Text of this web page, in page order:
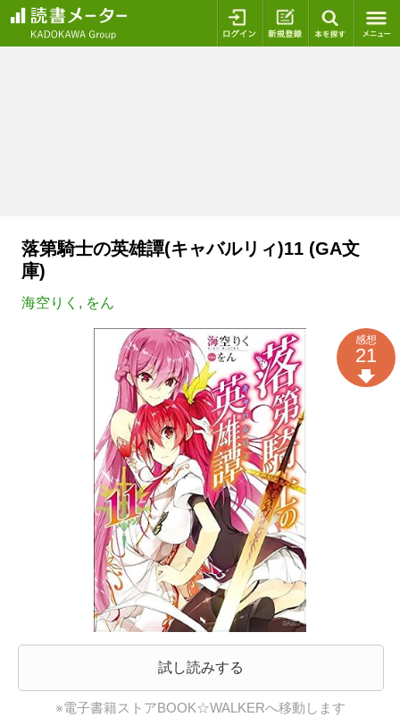
ログイン 新規登録
落第騎士の英雄譚(キャバルリィ)11 (GA文
庫)
海空りく , をん
試し読みする
※電子書籍ストアBOOK☆WALKERへ移動します
感想
21